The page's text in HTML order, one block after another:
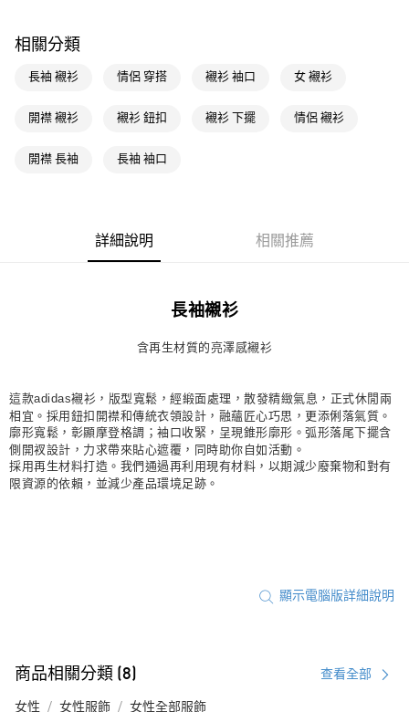
付款後全家取貨
每筆NT$80，滿NT$1,500(含以上)免運費
付款後萊爾富取貨
每筆NT$80，滿NT$1,500(含以上)免運費
每筆NT$80，滿NT$1,500(含以上)免運費
每筆NT$80，滿NT$1,500(含以上)免運費
相關分類
長袖 襯衫 情侶 穿搭 襯衫 袖口 女 襯衫
開襟 襯衫 襯衫 鈕扣 襯衫 下擺 情侶 襯衫
開襟 長袖 長袖 袖口
詳細說明 相關推薦
長袖襯衫
含再生材質的亮澤感襯衫
這款adidas襯衫，版型寬鬆，經緞面處理，散發精緻氣息，正式休閒兩
相宜。採用鈕扣開襟和傳統衣領設計，融蘊匠心巧思，更添俐落氣質。
廓形寬鬆，彰顯摩登格調；袖口收緊，呈現錐形廓形。弧形落尾下擺含
側開衩設計，力求帶來貼心遮覆，同時助你自如活動。
採用再生材料打造。我們通過再利用現有材料，以期減少廢棄物和對有
限資源的依賴，並減少產品環境足跡。
顯示電腦版詳細說明
商品相關分類 (8) 查看全部
女性 女性服飾 女性全部服飾